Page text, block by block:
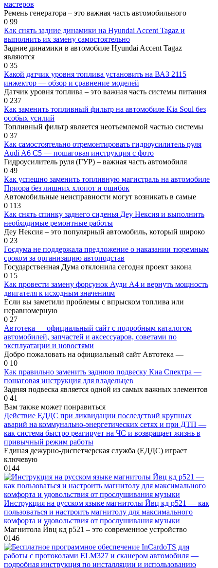
мастеров
Ремень генератора – это важная часть автомобильного
0 99
Как снять задние динамики на Hyundai Accent Tagaz и
выполнить их замену самостоятельно
Задние динамики в автомобиле Hyundai Accent Tagaz
являются
0 35
Какой датчик уровня топлива установить на ВАЗ 2115
инжектор — обзор и сравнение моделей
Датчик уровня топлива – это важная часть системы питания
0 237
Как заменить топливный фильтр на автомобиле Kia Soul без
особых усилий
Топливный фильтр является неотъемлемой частью системы
0 37
Как самостоятельно отремонтировать гидроусилитель руля
Audi A6 C5 — пошаговая инструкция с фото
Гидроусилитель руля (ГУР) – важная часть автомобиля
0 49
Как успешно заменить топливную магистраль на автомобиле
Приора без лишних хлопот и ошибок
Автомобильные неисправности могут возникать в самые
0 113
Как снять спинку заднего сиденья Деу Нексия и выполнить
необходимые ремонтные работы
Деу Нексия – это популярный автомобиль, который широко
0 23
Госдума не поддержала предложение о наказании тюремным
сроком за организацию автоподстав
Государственная Дума отклонила сегодня проект закона
0 15
Как провести замену форсунок Ауди А4 и вернуть мощность
двигателя к исходным значениям
Если вы заметили проблемы с впрыском топлива или
неравномерную
0 27
Автотека — официальный сайт с подробным каталогом
автомобилей, запчастей и аксессуаров, советами по
эксплуатации и новостями
Добро пожаловать на официальный сайт Автотека —
0 10
Как правильно заменить заднюю подвеску Киа Спектра —
пошаговая инструкция для владельцев
Задняя подвеска является одной из самых важных элементов
0 41
Вам также может понравиться
Действие ЕДДС при ликвидации последствий крупных
аварий на коммунально-энергетических сетях и при ДТП —
как система быстро реагирует на ЧС и возвращает жизнь в
привычный режим работы
Единая дежурно-диспетчерская служба (ЕДДС) играет
ключевую
0144
Инструкция на русском языке магнитолы Йвц кд р521 — как
пользоваться и настроить магнитолу для максимального
комфорта и удовольствия от прослушивания музыки
Магнитола Йвц кд р521 – это современное устройство
0146